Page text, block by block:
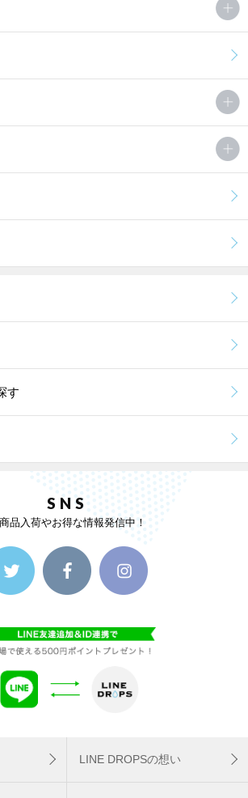
す
SNS
品入荷やお得な情報発信中！
LINE DROPSの想い